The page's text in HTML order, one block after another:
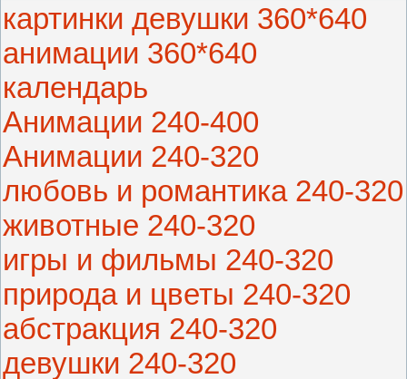
картинки девушки 360*640
анимации 360*640
календарь
Анимации 240-400
Анимации 240-320
любовь и романтика 240-320
животные 240-320
игры и фильмы 240-320
природа и цветы 240-320
абстракция 240-320
девушки 240-320